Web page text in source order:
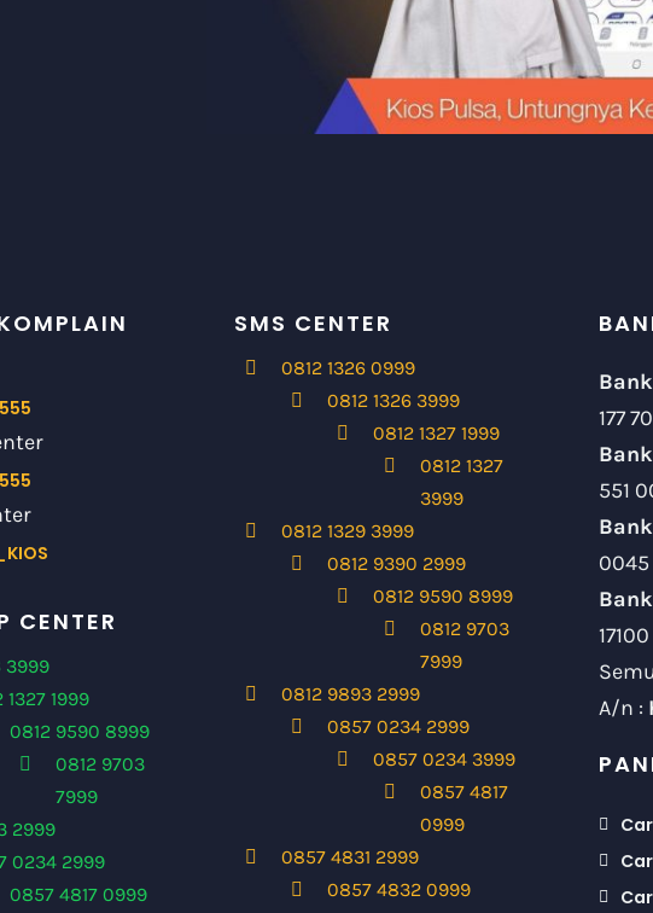
CENTER
3999
1327 1999
0812 9590 8999
0812 9703
7999
2999
0234 2999
0857 4817 0999
SMS CENTER
0812 1326 0999
0812 1326 3999
0812 1327 1999
0812 1327
3999
0812 1329 3999
0812 9390 2999
0812 9590 8999
0812 9703
7999
0812 9893 2999
0857 0234 2999
0857 0234 3999
0857 4817
0999
0857 4831 2999
0857 4832 0999
177
551
0045
A/n :